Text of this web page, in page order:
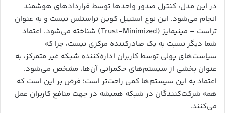
در این مدل، کنترل صدور واحدها توسط قراردادهای هوشمند
انجام می‌شود. این نوع استیبل کوین تراستلس نیست و به عنوان
تراست – مینیمایز (Trust-Minimized) شناخته می‌شود. اعتماد
شما دیگر نسبت به یک صادرکننده مرکزی نیست، چرا که
سیاست‌های پولی توسط کاربران اداره‌کننده شبکه غیر متمرکز، به
عنوان بخشی از سیستم‌های حکمرانی آن‌ها، مشخص می‌شود.
اعتماد به این سیستم‌ها کمی راحت‌تر است؛ فرض بر این است که
همه شرکت‌کنندگان در شبکه همیشه در جهت منافع کاربران عمل
می‌کنند.